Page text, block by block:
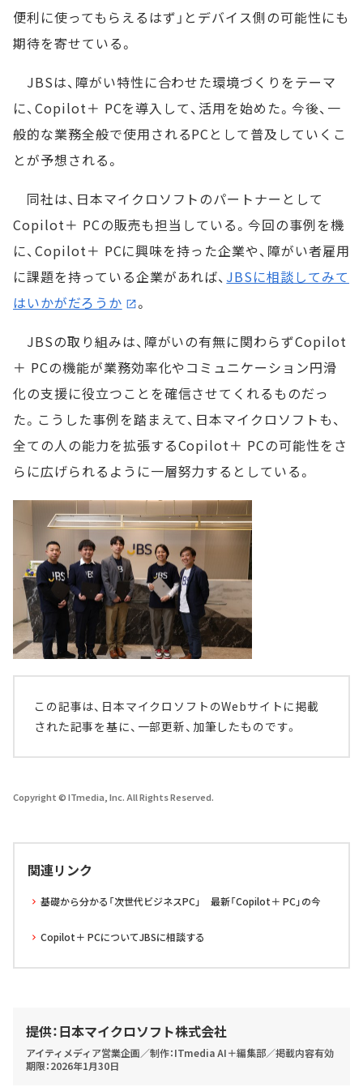
便利に使ってもらえるはず」とデバイス側の可能性にも
期待を寄せている。
JBSは、障がい特性に合わせた環境づくりをテーマ
に、Copilot＋ PCを導入して、活用を始めた。今後、一
般的な業務全般で使用されるPCとして普及していくこ
とが予想される。
同社は、日本マイクロソフトのパートナーとして
Copilot＋ PCの販売も担当している。今回の事例を機
に、Copilot＋ PCに興味を持った企業や、障がい者雇用
に課題を持っている企業があれば、 JBSに相談してみて
はいかがだろうか
。
JBSの取り組みは、障がいの有無に関わらずCopilot
＋ PCの機能が業務効率化やコミュニケーション円滑
化の支援に役立つことを確信させてくれるものだっ
た。こうした事例を踏まえて、日本マイクロソフトも、
全ての人の能力を拡張するCopilot＋ PCの可能性をさ
らに広げられるように一層努力するとしている。
この記事は、日本マイクロソフトのWebサイトに掲載
された記事を基に、一部更新、加筆したものです。
Copyright © ITmedia, Inc. All Rights Reserved.
関連リンク
基礎から分かる「次世代ビジネスPC」 最新「Copilot＋ PC」の今
Copilot＋ PCについてJBSに相談する
提供：日本マイクロソフト株式会社
アイティメディア営業企画／制作：ITmedia AI＋編集部／掲載内容有効
期限：2026年1月30日